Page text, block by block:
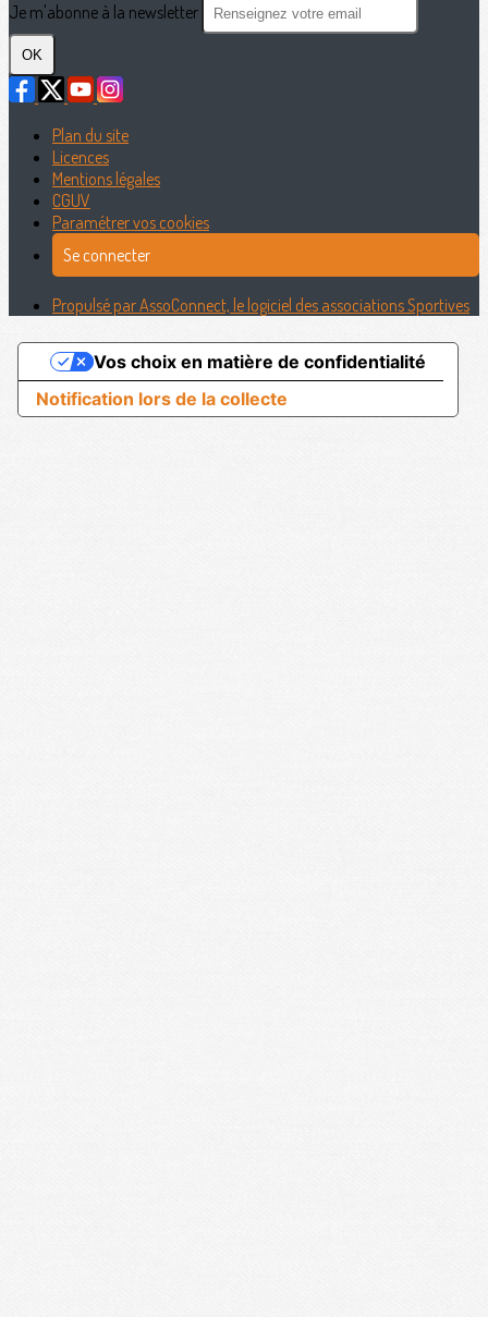
Je m'abonne à la newsletter
OK
Plan du site
Licences
Mentions légales
CGUV
Paramétrer vos cookies
Se connecter
Propulsé par AssoConnect, le logiciel des associations Sportives
Notification lors de la collecte
Vos choix en matière de confidentialité